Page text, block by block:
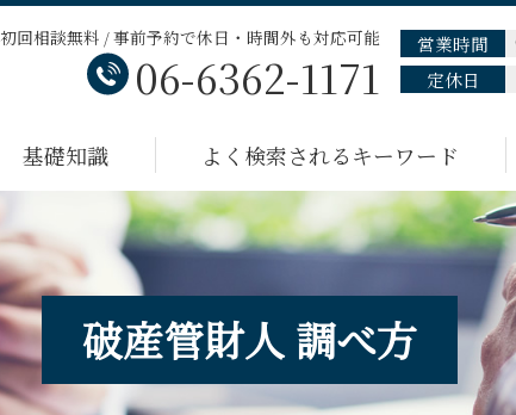
破産管財人 調べ方
初回相談無料 / 事前予約で休日・時間外も対応可能
06-6362-1171
営業時間
定休日
基礎知識 よく検索されるキーワード